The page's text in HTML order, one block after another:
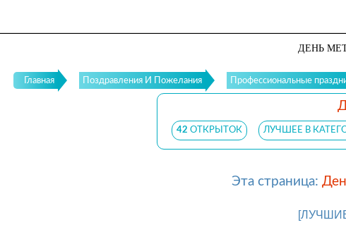
ДЕНЬ
Главная Поздравления И Пожелания Профессиональные
42 ОТКРЫТОК ЛУЧШЕЕ В
Эта страница: